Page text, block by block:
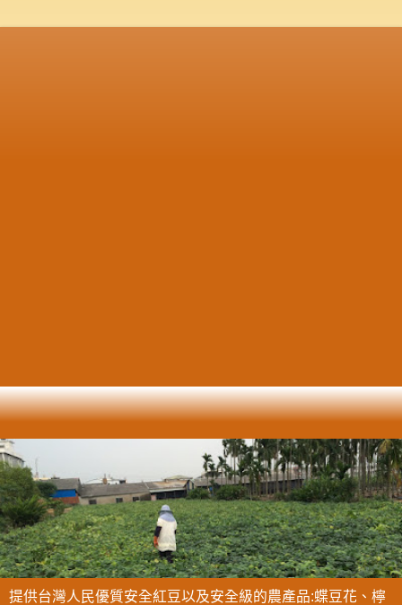
提供台灣人民優質安全紅豆以及安全級的農產品:蝶豆花、檸